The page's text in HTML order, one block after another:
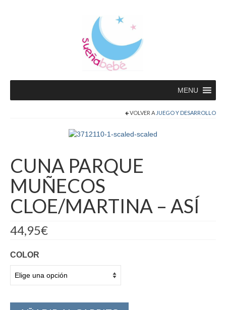
MENU
VOLVER A JUEGO Y DESARROLLO
CUNA PARQUE
MUÑECOS
CLOE/MARTINA – ASÍ
44,95€
COLOR